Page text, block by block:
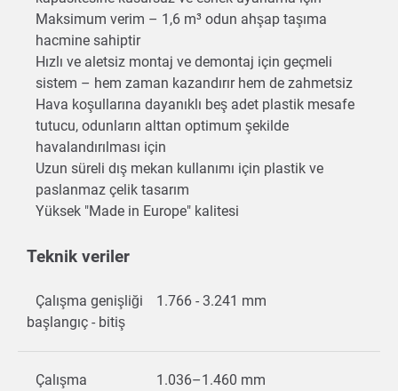
Maksimum verim – 1,6 m³ odun ahşap taşıma
hacmine sahiptir
Hızlı ve aletsiz montaj ve demontaj için geçmeli
sistem – hem zaman kazandırır hem de zahmetsiz
Hava koşullarına dayanıklı beş adet plastik mesafe
tutucu, odunların alttan optimum şekilde
havalandırılması için
Uzun süreli dış mekan kullanımı için plastik ve
paslanmaz çelik tasarım
Yüksek "Made in Europe" kalitesi
Teknik veriler
Çalışma genişliği
başlangıç - bitiş
1.766 - 3.241 mm
Çalışma
1.036–1.460 mm